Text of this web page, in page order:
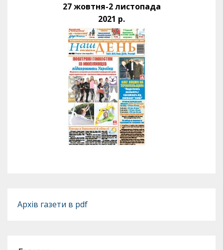
27 жовтня-2 листопада
2021 р.
Архів газети в pdf